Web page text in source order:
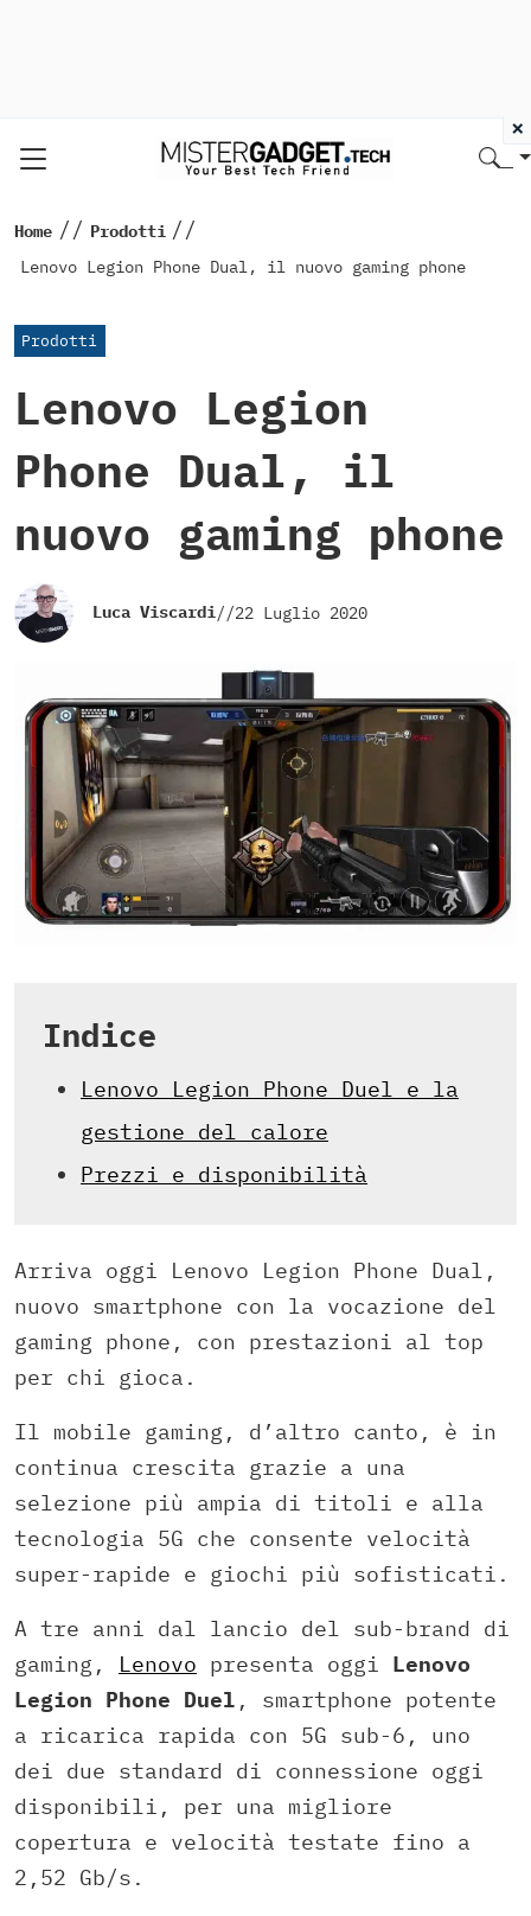
Home // Prodotti //
Lenovo Legion Phone Dual, il nuovo gaming phone
Prodotti
Lenovo Legion
Phone Dual, il
nuovo gaming phone
Luca Viscardi//22 Luglio 2020
Indice
Lenovo Legion Phone Duel e la
gestione del calore
Prezzi e disponibilità
Arriva oggi Lenovo Legion Phone Dual,
nuovo smartphone con la vocazione del
gaming phone, con prestazioni al top
per chi gioca.
Il mobile gaming, d’altro canto, è in
continua crescita grazie a una
selezione più ampia di titoli e alla
tecnologia 5G che consente velocità
super-rapide e giochi più sofisticati.
A tre anni dal lancio del sub-brand di
gaming, Lenovo presenta oggi Lenovo
Legion Phone Duel , smartphone potente
a ricarica rapida con 5G sub-6, uno
dei due standard di connessione oggi
disponibili, per una migliore
copertura e velocità testate fino a
2,52 Gb/s.
×